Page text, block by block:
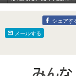
ネックカーディガン
シェアす
メールする